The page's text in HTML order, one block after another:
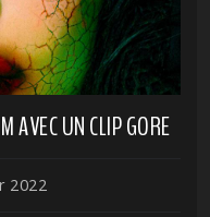
AVEC UN CLIP GORE
2022